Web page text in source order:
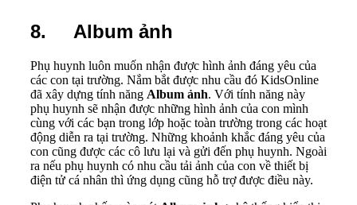
8. Album ảnh
Phụ huynh luôn muốn nhận được hình ảnh đáng yêu của
các con tại trường. Nắm bắt được nhu cầu đó KidsOnline
đã xây dựng tính năng Album ảnh. Với tính năng này
phụ huynh sẽ nhận được những hình ảnh của con mình
cùng với các bạn trong lớp hoặc toàn trường trong các hoạt
động diễn ra tại trường. Những khoảnh khắc đáng yêu của
con cũng được các cô lưu lại và gửi đến phụ huynh. Ngoài
ra nếu phụ huynh có nhu cầu tải ảnh của con về thiết bị
điện tử cá nhân thì ứng dụng cũng hỗ trợ được điều này.